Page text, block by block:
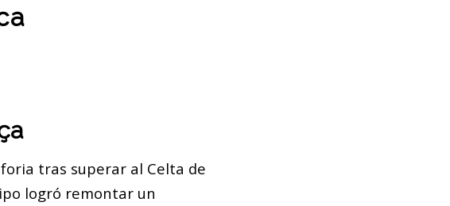
tras superar al Celta de
logró remontar un